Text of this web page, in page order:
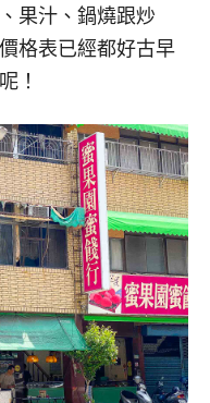
果汁、鍋燒跟炒
格表已經都好古早
！